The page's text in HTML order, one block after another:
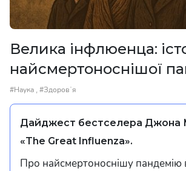
Велика інфлюенца:
найсмертоноснішої
#Наука #Здоровʼя
Дайджест бестселера Джона
«The Great Influenza».
Про найсмертоноснішу пандемію в